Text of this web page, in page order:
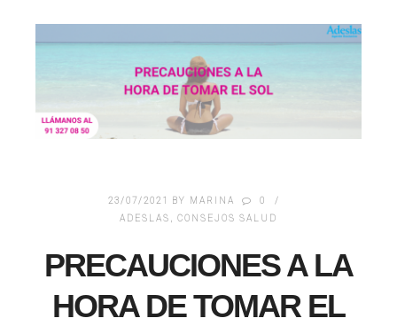
23/07/2021 BY MARINA
0
ADESLAS , CONSEJOS SALUD
PRECAUCIONES A LA
HORA DE TOMAR EL